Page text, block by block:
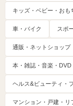
キッズ・ベビー・おも
車・バイク スポ
通販・ネットショップ
本・雑誌・音楽・
ヘルス&ビューティ・
マンション・戸建・